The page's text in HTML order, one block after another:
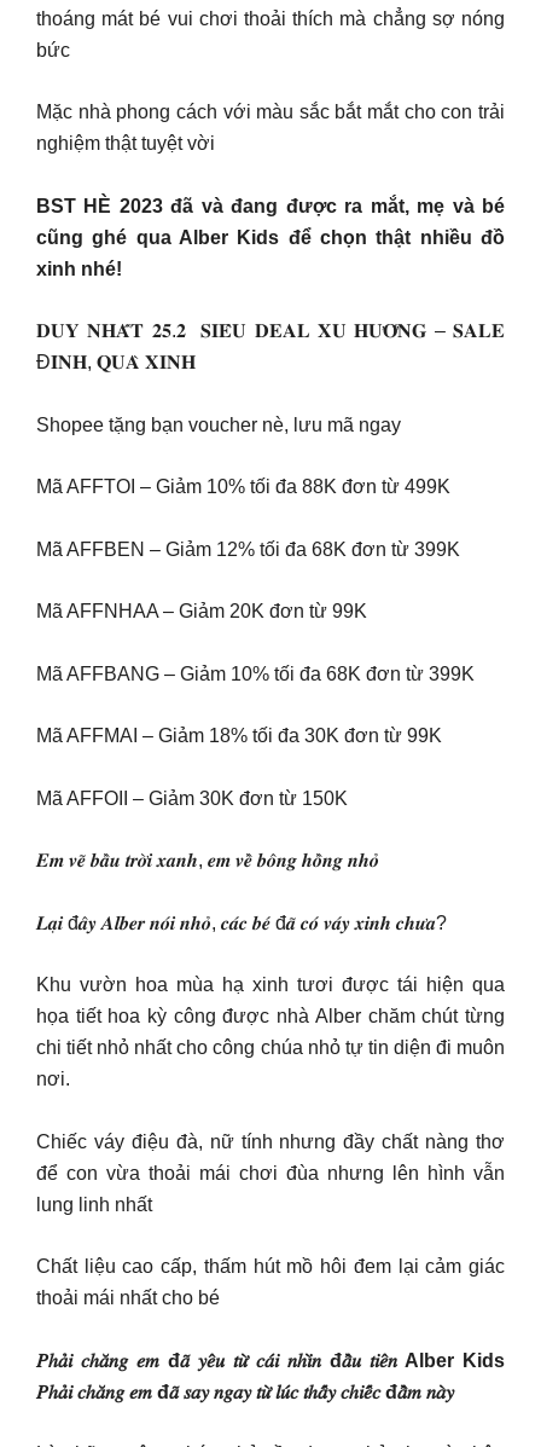
thoáng mát bé vui chơi thoải thích mà chẳng sợ nóng
bức
Mặc nhà phong cách với màu sắc bắt mắt cho con trải
nghiệm thật tuyệt vời
BST HÈ 2023 đã và đang được ra mắt, mẹ và bé
cũng ghé qua Alber Kids để chọn thật nhiều đồ
xinh nhé!
𝐃𝐔𝐘 𝐍𝐇𝐀̂́𝐓 𝟐𝟓.𝟐 ️️ 𝐒𝐈𝐄̂𝐔 𝐃𝐄𝐀𝐋 𝐗𝐔 𝐇𝐔̛𝐎̛́𝐍𝐆 – 𝐒𝐀𝐋𝐄
Đ𝐈̉𝐍𝐇, 𝐐𝐔𝐀̀ 𝐗𝐈𝐍𝐇
Shopee tặng bạn voucher nè, lưu mã ngay
Mã AFFTOI – Giảm 10% tối đa 88K đơn từ 499K
Mã AFFBEN – Giảm 12% tối đa 68K đơn từ 399K
Mã AFFNHAA – Giảm 20K đơn từ 99K
Mã AFFBANG – Giảm 10% tối đa 68K đơn từ 399K
Mã AFFMAI – Giảm 18% tối đa 30K đơn từ 99K
Mã AFFOII – Giảm 30K đơn từ 150K
𝑬𝒎 𝒗𝒆̃ 𝒃𝒂̂̀𝒖 𝒕𝒓𝒐̛̀𝒊 𝒙𝒂𝒏𝒉, 𝒆𝒎 𝒗𝒆̂̀ 𝒃𝒐̂𝒏𝒈 𝒉𝒐̂̀𝒏𝒈 𝒏𝒉𝒐̉
𝑳𝒂̣𝒊 đ𝒂̂𝒚 𝑨𝒍𝒃𝒆𝒓 𝒏𝒐́𝒊 𝒏𝒉𝒐̉, 𝒄𝒂́𝒄 𝒃𝒆́ đ𝒂̃ 𝒄𝒐́ 𝒗𝒂́𝒚 𝒙𝒊𝒏𝒉 𝒄𝒉𝒖̛𝒂?
Khu vườn hoa mùa hạ xinh tươi được tái hiện qua
họa tiết hoa kỳ công được nhà Alber chăm chút từng
chi tiết nhỏ nhất cho công chúa nhỏ tự tin diện đi muôn
nơi.
Chiếc váy điệu đà, nữ tính nhưng đầy chất nàng thơ
để con vừa thoải mái chơi đùa nhưng lên hình vẫn
lung linh nhất
Chất liệu cao cấp, thấm hút mồ hôi đem lại cảm giác
thoải mái nhất cho bé
𝑃ℎ𝑎̉𝑖 𝑐ℎ𝑎̆𝑛𝑔 𝑒𝑚 đ𝑎̃ 𝑦𝑒̂𝑢 𝑡𝑢̛̀ 𝑐𝑎́𝑖 𝑛ℎ𝑖̀𝑛 đ𝑎̂̀𝑢 𝑡𝑖𝑒̂𝑛 Alber Kids
𝑃ℎ𝑎̉𝑖 𝑐ℎ𝑎̆𝑛𝑔 𝑒𝑚 đ𝑎̃ 𝑠𝑎𝑦 𝑛𝑔𝑎𝑦 𝑡𝑢̛̀ 𝑙𝑢́𝑐 𝑡ℎ𝑎̂́𝑦 𝑐ℎ𝑖𝑒̂́𝑐 đ𝑎̂̀𝑚 𝑛𝑎̀𝑦